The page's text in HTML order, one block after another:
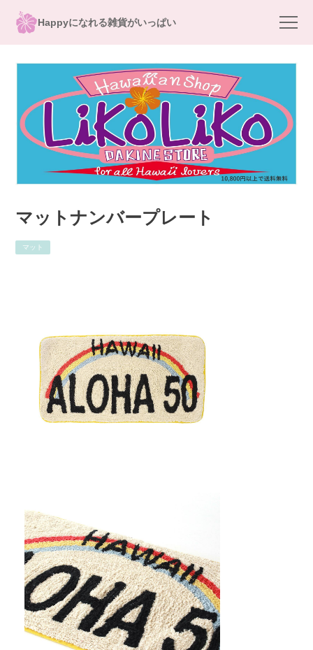
Happyになれる雑貨がいっぱい
マットナンバープレート
マット